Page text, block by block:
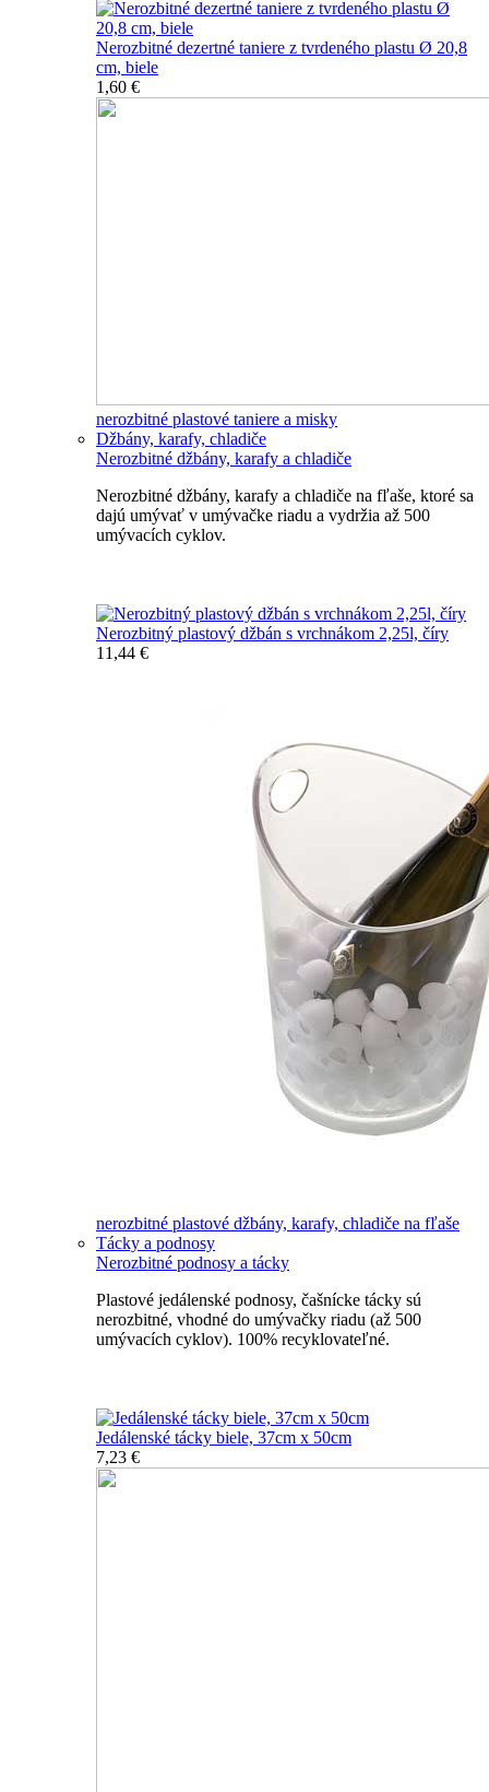
Nerozbitné dezertné taniere z tvrdeného plastu Ø 20,8
cm, biele
1,60 €
nerozbitné plastové taniere a misky
Džbány, karafy, chladiče
Nerozbitné džbány, karafy a chladiče
Nerozbitné džbány, karafy a chladiče na fľaše, ktoré sa
dajú umývať v umývačke riadu a vydržia až 500
umývacích cyklov.
Nerozbitný plastový džbán s vrchnákom 2,25l, číry
11,44 €
nerozbitné plastové džbány, karafy, chladiče na fľaše
Tácky a podnosy
Nerozbitné podnosy a tácky
Plastové jedálenské podnosy, čašnícke tácky sú
nerozbitné, vhodné do umývačky riadu (až 500
umývacích cyklov). 100% recyklovateľné.
Jedálenské tácky biele, 37cm x 50cm
7,23 €